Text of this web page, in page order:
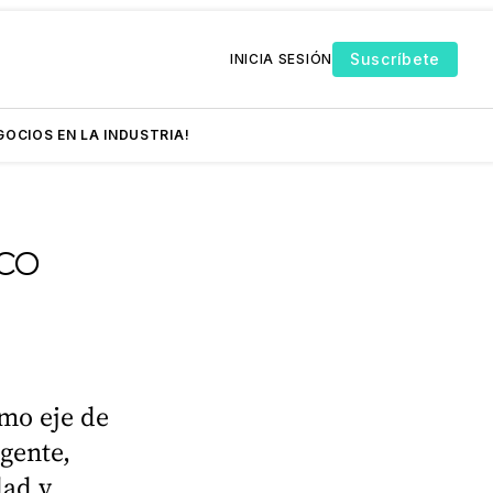
INICIA SESIÓN Suscríbete
EN LA INDUSTRIA!
eje de